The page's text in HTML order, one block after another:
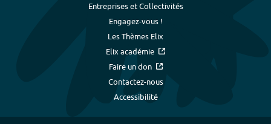
Entreprises et Collectivités
Engagez-vous !
Les Thèmes Elix
Elix académie
Faire un don
Contactez-nous
Accessibilité